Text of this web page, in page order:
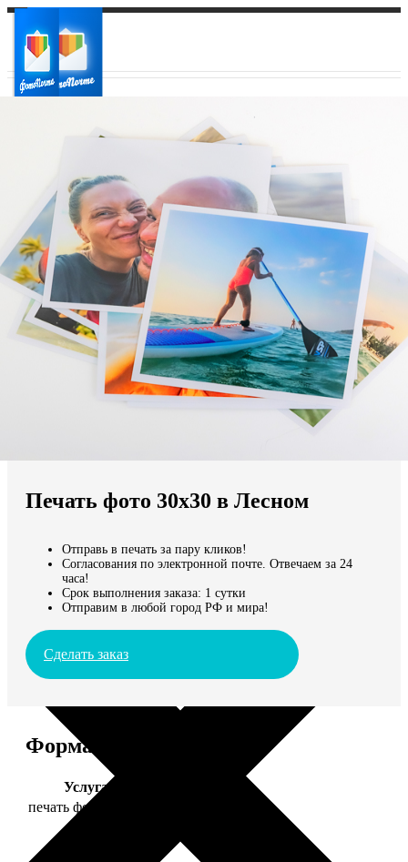
Ваш регион доставки
Выберите из списка:
Мы доставляем по всему миру
Продолжить без города
Печать фото 30х30 в Лесном
Отправь в печать за пару кликов!
Согласования по электронной почте. Отвечаем за 24
часа!
Срок выполнения заказа: 1 сутки
Отправим в любой город РФ и мира!
Сделать заказ
Форматы и цены
Услуга
печать фото 30х30